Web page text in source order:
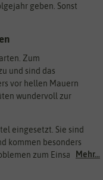
Mehr...
geben. Sonst
Zum
und sind das
vor hellen Mauern
wundervoll zur
eingesetzt. Sie sind
kommen besonders
zum Einsatz.